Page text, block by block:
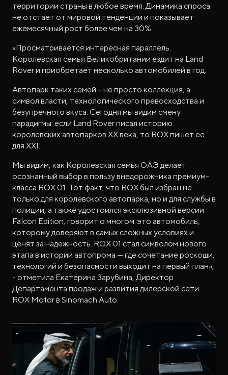
территории страны в любое время. Динамика спроса
не отстает от мировой тенденции и показывает
ежемесячный рост более чем на 30%.
«Просматривается интересная параллель.
Королевская семья Великобритании ездит на Land
Rover и приобретает несколько автомобилей в год.
Автопарк таких семей – не просто коллекция, а
символ власти, технологического превосходства и
безупречного вкуса. Сегодня мы видим смену
парадигмы: если Land Rover писал историю
королевских автопарков XX века, то ROX пишет ее
для XXI.
Мы видим, как Королевская семья ОАЭ делает
осознанный выбор в пользу внедорожника премиум-
класса ROX 01. Тот факт, что ROX был избран не
только для королевского автопарка, но и для службы в
полиции, а также удостоился эксклюзивной версии
Falcon Edition, говорит о многом: это автомобиль,
которому доверяют в самых сложных условиях и
ценят за надежность. ROX 01 стал символом нового
этапа в истории автопрома — где сочетание роскоши,
технологий и безопасности выходит на первый план»,
- отметила Екатерина Зарубина, Директор
Департамента продаж и развития дилерской сети
ROX Motor в Sinomach Auto.